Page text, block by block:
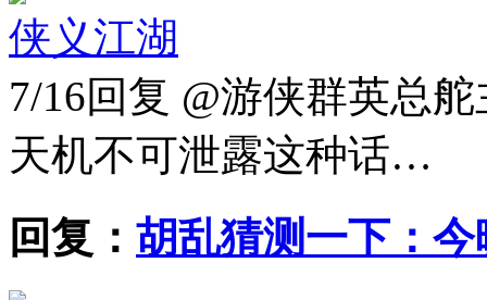
侠义江湖
7/16回复 @游侠群英总
天机不可泄露这种话…
回复： 胡乱猜测一下：